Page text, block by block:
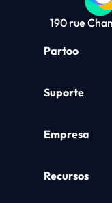
190 rue
Partoo
Suporte
Empresa
Recursos